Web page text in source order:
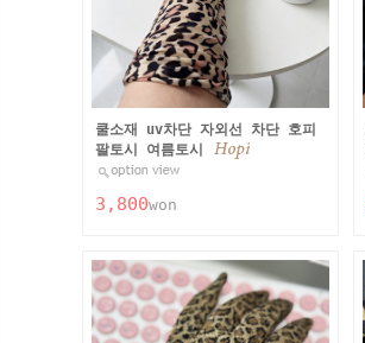
쿨소재 uv차단 자외선 차단 호피
팔토시 여름토시
3,800won